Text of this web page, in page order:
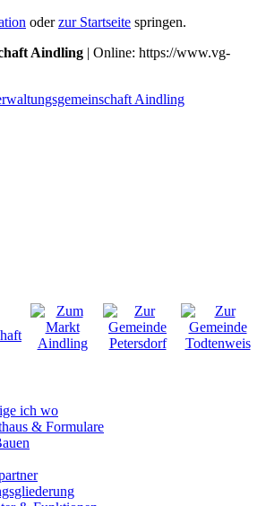
oderzur Startseite springen.
Aindling | Online: https://www.vg-
ich wo
& Formulare